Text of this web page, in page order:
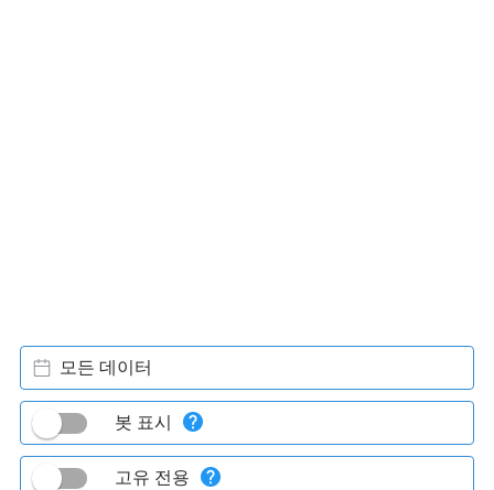
모든 데이터
봇 표시
고유 전용